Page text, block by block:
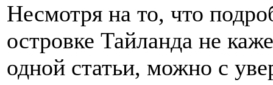
Несмотря на то, что
островке Тайланда не
одной статьи, можно с